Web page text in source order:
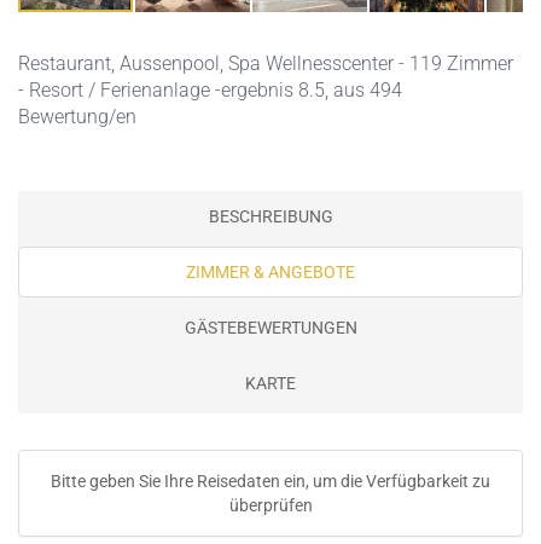
Restaurant, Aussenpool, Spa Wellnesscenter - 119 Zimmer
- Resort / Ferienanlage -ergebnis 8.5, aus 494
Bewertung/en
BESCHREIBUNG
ZIMMER & ANGEBOTE
GÄSTEBEWERTUNGEN
KARTE
Bitte geben Sie Ihre Reisedaten ein, um die Verfügbarkeit zu
überprüfen